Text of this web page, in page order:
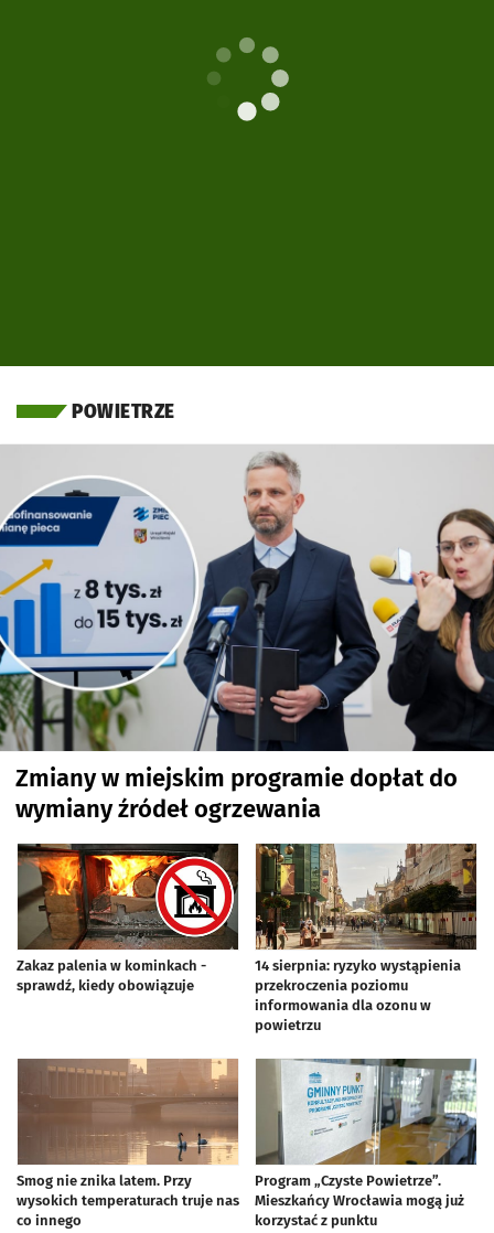
POWIETRZE
Zmiany w miejskim programie dopłat do
wymiany źródeł ogrzewania
Zakaz palenia w kominkach -
sprawdź, kiedy obowiązuje
14 sierpnia: ryzyko wystąpienia
przekroczenia poziomu
informowania dla ozonu w
powietrzu
Smog nie znika latem. Przy
wysokich temperaturach truje nas
co innego
Program „Czyste Powietrze”.
Mieszkańcy Wrocławia mogą już
korzystać z punktu